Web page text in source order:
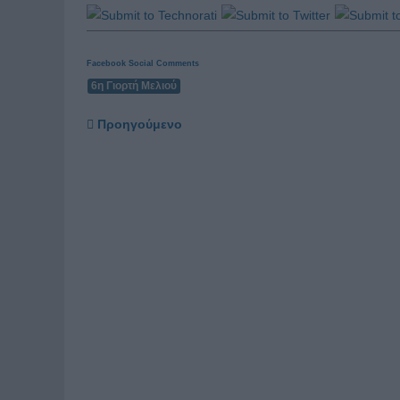
Facebook Social Comments
6η Γιορτή Μελιού
Προηγούμενο